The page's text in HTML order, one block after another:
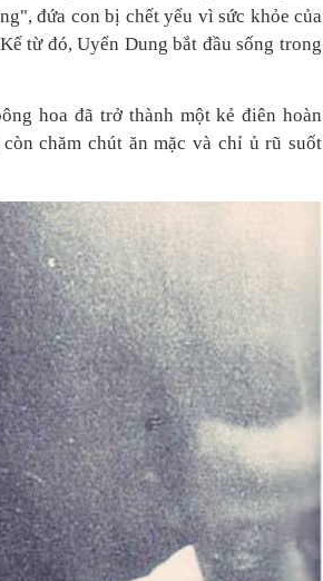
đứa con bị chết yểu vì sức khỏe của
từ đó, Uyển Dung bắt đầu sống trong
hoa đã trở thành một kẻ điên hoàn
chăm chút ăn mặc và chỉ ủ rũ suốt